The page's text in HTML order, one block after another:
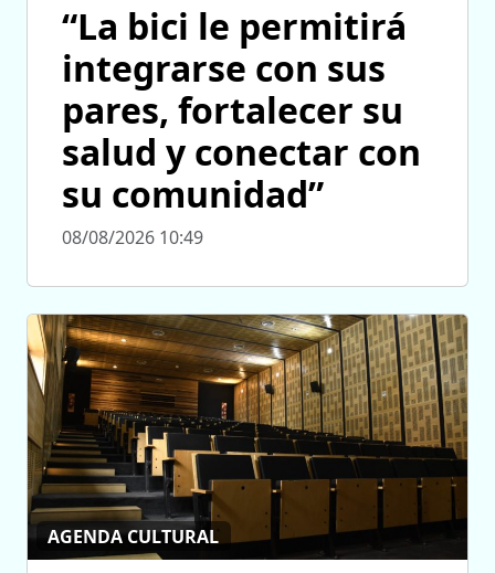
“La bici le permitirá
integrarse con sus
pares, fortalecer su
salud y conectar con
su comunidad”
08/08/2026 10:49
AGENDA CULTURAL